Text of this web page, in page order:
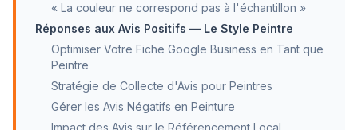
« La couleur ne correspond pas à l'échantillon »
Réponses aux Avis Positifs — Le Style Peintre
Optimiser Votre Fiche Google Business en Tant que
Peintre
Stratégie de Collecte d'Avis pour Peintres
Gérer les Avis Négatifs en Peinture
Impact des Avis sur le Référencement Local